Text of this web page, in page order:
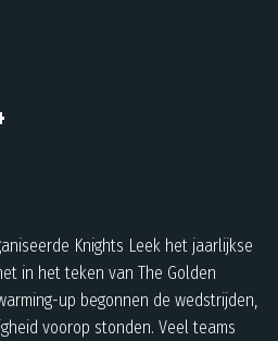
Knights Leek het jaarlijkse
in het teken van The Golden
up begonnen de wedstrijden,
voorop stonden. Veel teams